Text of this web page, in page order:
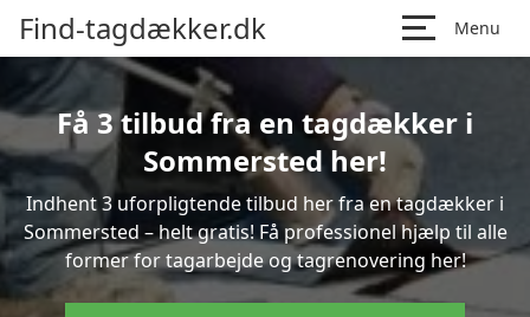
Find-tagdækker.dk Menu
Få 3 tilbud fra en tagdækker i
Sommersted her!
Indhent 3 uforpligtende tilbud her fra en tagdækker i
Sommersted – helt gratis! Få professionel hjælp til alle
former for tagarbejde og tagrenovering her!